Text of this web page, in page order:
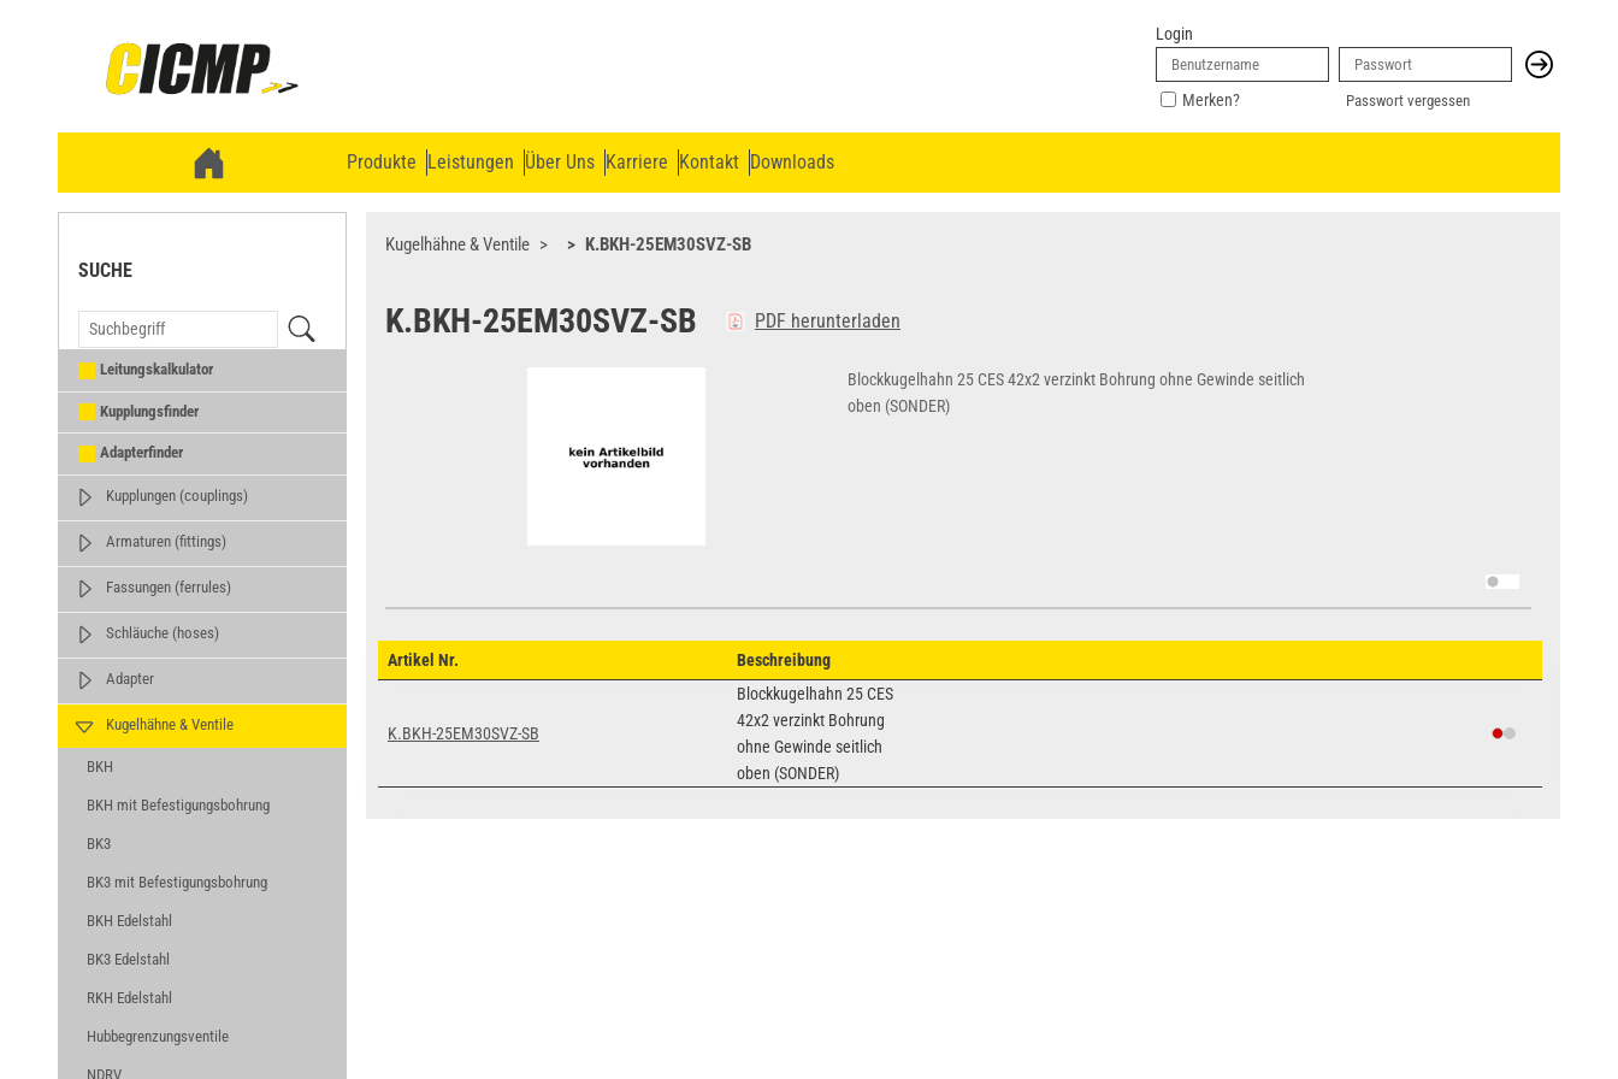
Login
Merken? Passwort vergessen
Produkte Leistungen Über Uns Karriere Kontakt Downloads
SUCHE
Leitungskalkulator
Kupplungsfinder
Adapterfinder
Kupplungen (couplings)
Armaturen (fittings)
Fassungen (ferrules)
Schläuche (hoses)
Adapter
Kugelhähne & Ventile
BKH
BKH mit Befestigungsbohrung
BK3
BK3 mit Befestigungsbohrung
BKH Edelstahl
BK3 Edelstahl
RKH Edelstahl
Hubbegrenzungsventile
NDRV
Kugelhähne & Ventile K.BKH-25EM30SVZ-SB
K.BKH-25EM30SVZ-SB PDF herunterladen
Blockkugelhahn 25 CES 42x2 verzinkt Bohrung ohne Gewinde seitlich
oben (SONDER)
Artikel Nr. Beschreibung
K.BKH-25EM30SVZ-SB
Blockkugelhahn 25 CES
42x2 verzinkt Bohrung
ohne Gewinde seitlich
oben (SONDER)